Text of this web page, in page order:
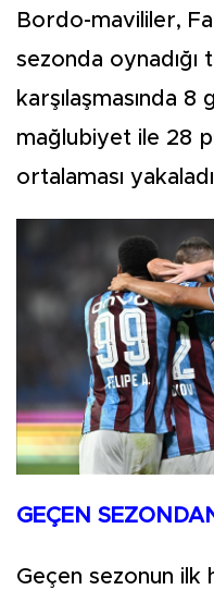
Bordo-mavililer,
sezonda oynadığı
karşılaşmasında
mağlubiyet ile 28
ortalaması
GEÇEN
Geçen sezonun ilk